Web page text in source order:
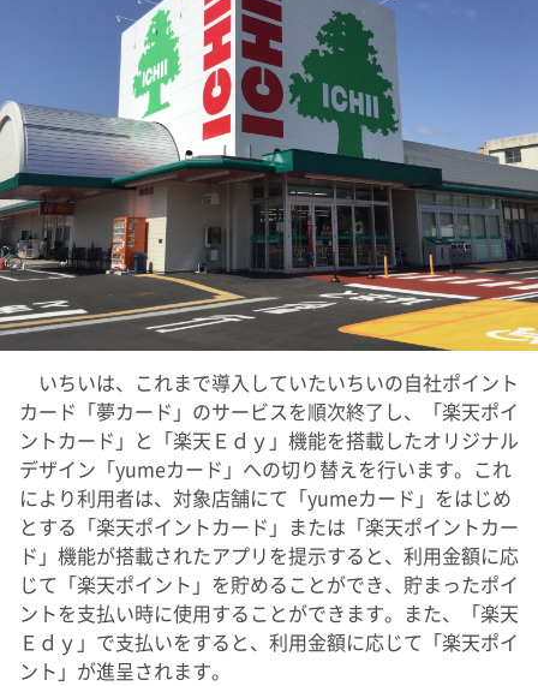
いちいは、これまで導入していたいちいの自社ポイント
カード「夢カード」のサービスを順次終了し、「楽天ポイ
ントカード」と「楽天Ｅｄｙ」機能を搭載したオリジナル
デザイン「yumeカード」への切り替えを行います。これ
により利用者は、対象店舗にて「yumeカード」をはじめ
とする「楽天ポイントカード」または「楽天ポイントカー
ド」機能が搭載されたアプリを提示すると、利用金額に応
じて「楽天ポイント」を貯めることができ、貯まったポイ
ントを支払い時に使用することができます。また、「楽天
Ｅｄｙ」で支払いをすると、利用金額に応じて「楽天ポイ
ント」が進呈されます。